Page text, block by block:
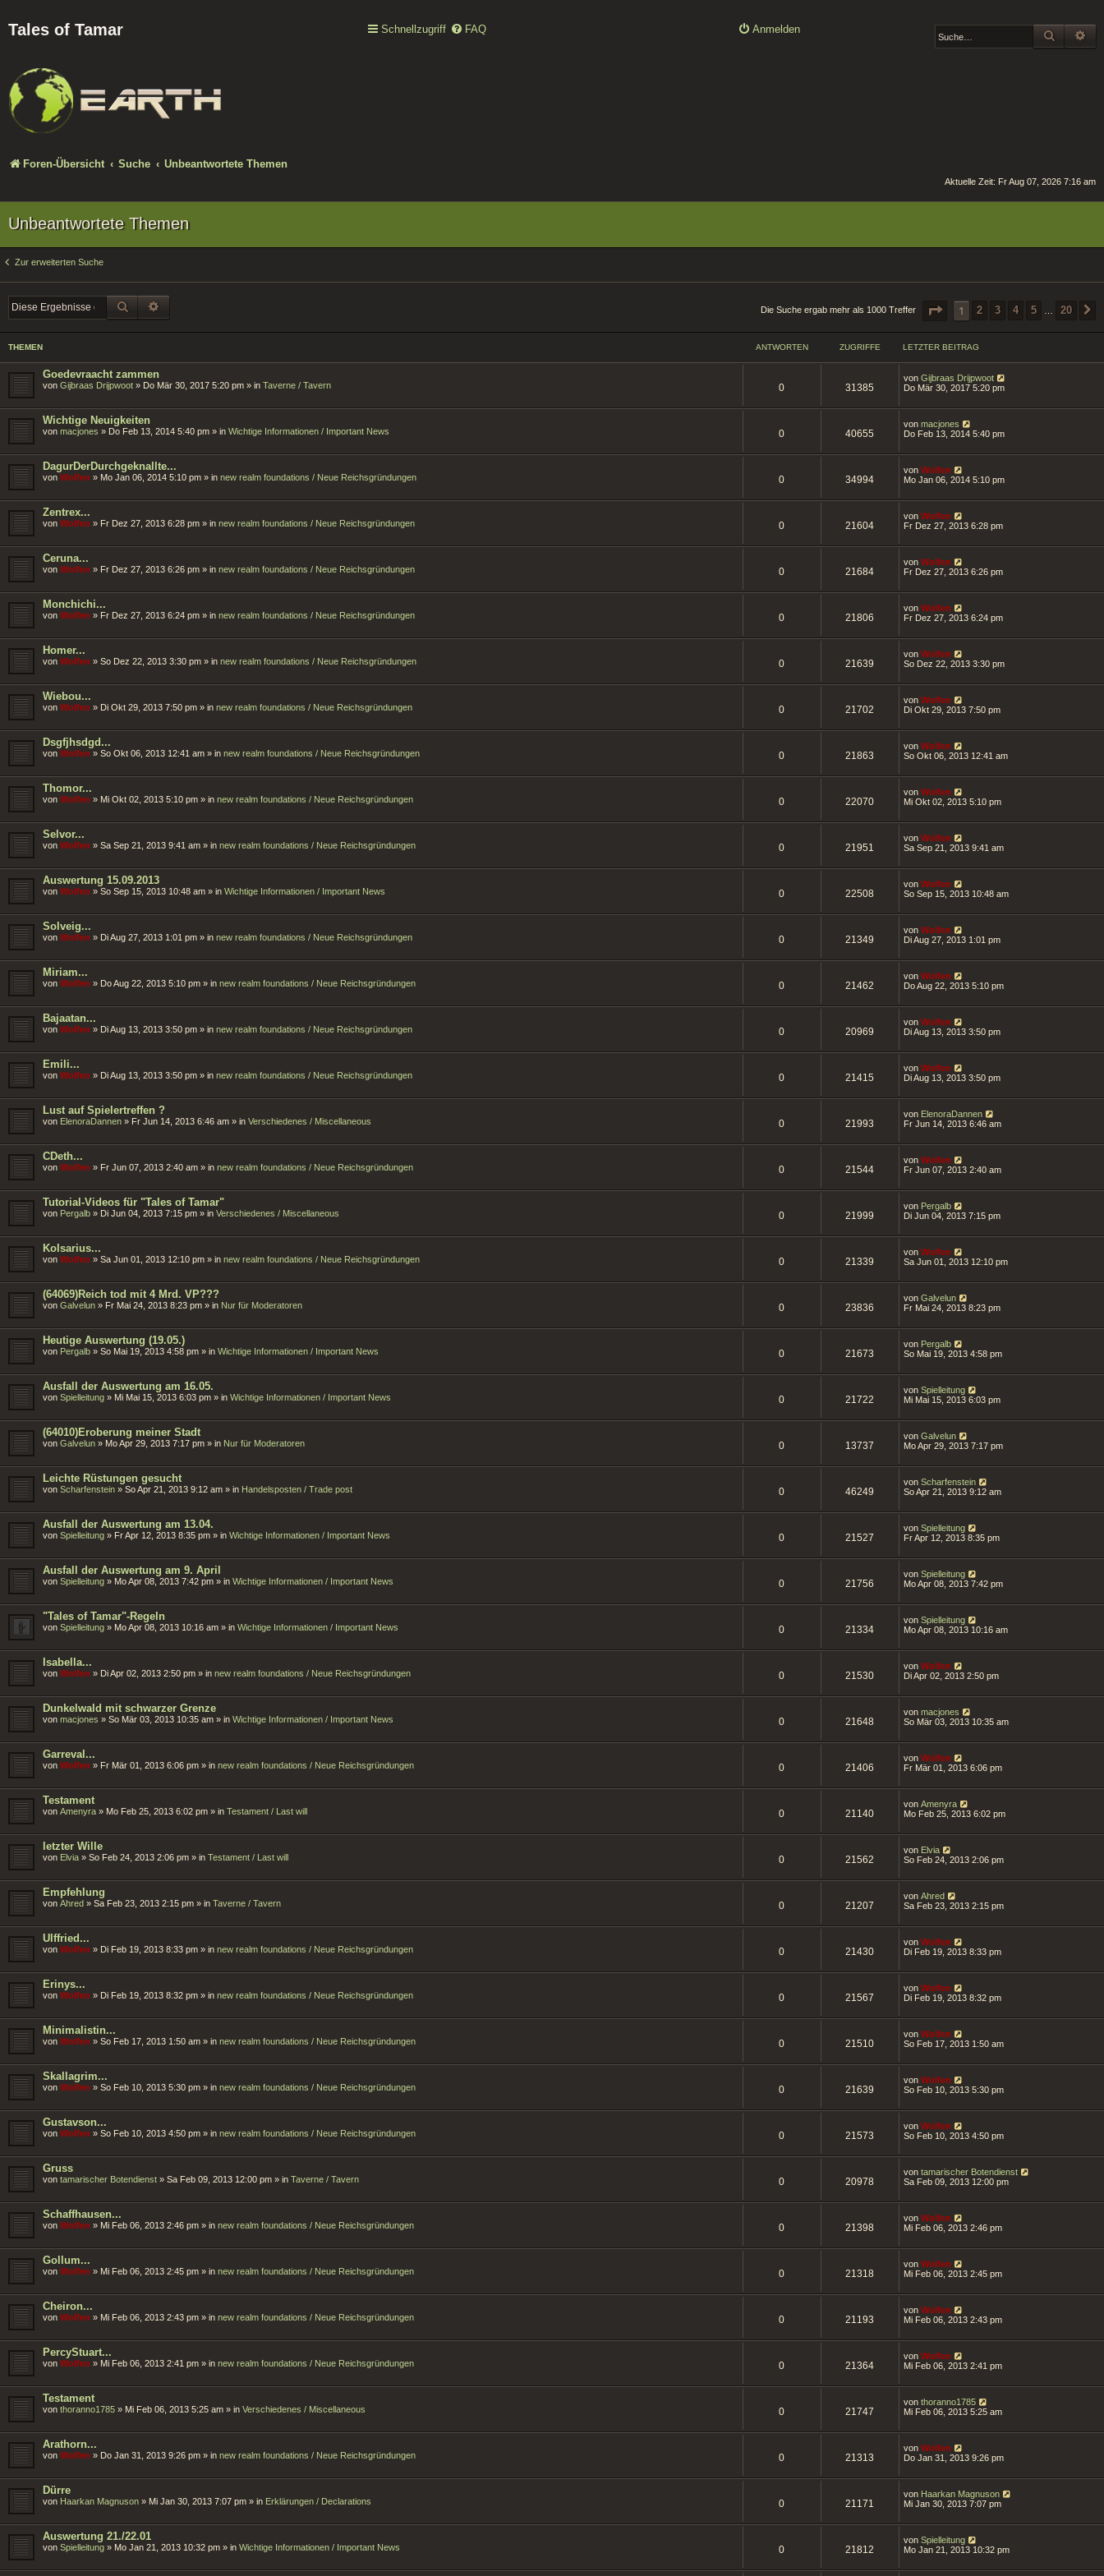
Tales of Tamar Schnellzugriff FAQ Anmelden SUCHE
Foren-Übersicht Suche Unbeantwortete Themen
Aktuelle Zeit: Fr Aug 07, 2026 7:16 am
Unbeantwortete Themen
Zur erweiterten Suche
SUCHE Die Suche ergab mehr als 1000 Treffer SEITE1 VON20
1 2 3 4 5 20
THEMEN ANTWORTEN ZUGRIFFE LETZTER BEITRAG
Goedevraacht zammen
von Gijbraas Drijpwoot » Do Mär 30, 2017 5:20 pm » in Taverne / Tavern 0 31385
von Gijbraas Drijpwoot
Do Mär 30, 2017 5:20 pm
Wichtige Neuigkeiten
von macjones » Do Feb 13, 2014 5:40 pm » in Wichtige Informationen / Important News 0 40655
von macjones
Do Feb 13, 2014 5:40 pm
DagurDerDurchgeknallte...
von Wolfen » Mo Jan 06, 2014 5:10 pm » in new realm foundations / Neue Reichsgründungen 0 34994
von Wolfen
Mo Jan 06, 2014 5:10 pm
Zentrex...
von Wolfen » Fr Dez 27, 2013 6:28 pm » in new realm foundations / Neue Reichsgründungen 0 21604
von Wolfen
Fr Dez 27, 2013 6:28 pm
Ceruna...
von Wolfen » Fr Dez 27, 2013 6:26 pm » in new realm foundations / Neue Reichsgründungen 0 21684
von Wolfen
Fr Dez 27, 2013 6:26 pm
Monchichi...
von Wolfen » Fr Dez 27, 2013 6:24 pm » in new realm foundations / Neue Reichsgründungen 0 21806
von Wolfen
Fr Dez 27, 2013 6:24 pm
Homer...
von Wolfen » So Dez 22, 2013 3:30 pm » in new realm foundations / Neue Reichsgründungen 0 21639
von Wolfen
So Dez 22, 2013 3:30 pm
Wiebou...
von Wolfen » Di Okt 29, 2013 7:50 pm » in new realm foundations / Neue Reichsgründungen 0 21702
von Wolfen
Di Okt 29, 2013 7:50 pm
Dsgfjhsdgd...
von Wolfen » So Okt 06, 2013 12:41 am » in new realm foundations / Neue Reichsgründungen 0 21863
von Wolfen
So Okt 06, 2013 12:41 am
Thomor...
von Wolfen » Mi Okt 02, 2013 5:10 pm » in new realm foundations / Neue Reichsgründungen 0 22070
von Wolfen
Mi Okt 02, 2013 5:10 pm
Selvor...
von Wolfen » Sa Sep 21, 2013 9:41 am » in new realm foundations / Neue Reichsgründungen 0 21951
von Wolfen
Sa Sep 21, 2013 9:41 am
Auswertung 15.09.2013
von Wolfen » So Sep 15, 2013 10:48 am » in Wichtige Informationen / Important News 0 22508
von Wolfen
So Sep 15, 2013 10:48 am
Solveig...
von Wolfen » Di Aug 27, 2013 1:01 pm » in new realm foundations / Neue Reichsgründungen 0 21349
von Wolfen
Di Aug 27, 2013 1:01 pm
Miriam...
von Wolfen » Do Aug 22, 2013 5:10 pm » in new realm foundations / Neue Reichsgründungen 0 21462
von Wolfen
Do Aug 22, 2013 5:10 pm
Bajaatan...
von Wolfen » Di Aug 13, 2013 3:50 pm » in new realm foundations / Neue Reichsgründungen 0 20969
von Wolfen
Di Aug 13, 2013 3:50 pm
Emili...
von Wolfen » Di Aug 13, 2013 3:50 pm » in new realm foundations / Neue Reichsgründungen 0 21415
von Wolfen
Di Aug 13, 2013 3:50 pm
Lust auf Spielertreffen ?
von ElenoraDannen » Fr Jun 14, 2013 6:46 am » in Verschiedenes / Miscellaneous 0 21993
von ElenoraDannen
Fr Jun 14, 2013 6:46 am
CDeth...
von Wolfen » Fr Jun 07, 2013 2:40 am » in new realm foundations / Neue Reichsgründungen 0 21544
von Wolfen
Fr Jun 07, 2013 2:40 am
Tutorial-Videos für "Tales of Tamar"
von Pergalb » Di Jun 04, 2013 7:15 pm » in Verschiedenes / Miscellaneous 0 21999
von Pergalb
Di Jun 04, 2013 7:15 pm
Kolsarius...
von Wolfen » Sa Jun 01, 2013 12:10 pm » in new realm foundations / Neue Reichsgründungen 0 21339
von Wolfen
Sa Jun 01, 2013 12:10 pm
(64069)Reich tod mit 4 Mrd. VP???
von Galvelun » Fr Mai 24, 2013 8:23 pm » in Nur für Moderatoren 0 23836
von Galvelun
Fr Mai 24, 2013 8:23 pm
Heutige Auswertung (19.05.)
von Pergalb » So Mai 19, 2013 4:58 pm » in Wichtige Informationen / Important News 0 21673
von Pergalb
So Mai 19, 2013 4:58 pm
Ausfall der Auswertung am 16.05.
von Spielleitung » Mi Mai 15, 2013 6:03 pm » in Wichtige Informationen / Important News 0 21722
von Spielleitung
Mi Mai 15, 2013 6:03 pm
(64010)Eroberung meiner Stadt
von Galvelun » Mo Apr 29, 2013 7:17 pm » in Nur für Moderatoren 0 13737
von Galvelun
Mo Apr 29, 2013 7:17 pm
Leichte Rüstungen gesucht
von Scharfenstein » So Apr 21, 2013 9:12 am » in Handelsposten / Trade post 0 46249
von Scharfenstein
So Apr 21, 2013 9:12 am
Ausfall der Auswertung am 13.04.
von Spielleitung » Fr Apr 12, 2013 8:35 pm » in Wichtige Informationen / Important News 0 21527
von Spielleitung
Fr Apr 12, 2013 8:35 pm
Ausfall der Auswertung am 9. April
von Spielleitung » Mo Apr 08, 2013 7:42 pm » in Wichtige Informationen / Important News 0 21756
von Spielleitung
Mo Apr 08, 2013 7:42 pm
"Tales of Tamar"-Regeln
von Spielleitung » Mo Apr 08, 2013 10:16 am » in Wichtige Informationen / Important News 0 21334
von Spielleitung
Mo Apr 08, 2013 10:16 am
Isabella...
von Wolfen » Di Apr 02, 2013 2:50 pm » in new realm foundations / Neue Reichsgründungen 0 21530
von Wolfen
Di Apr 02, 2013 2:50 pm
Dunkelwald mit schwarzer Grenze
von macjones » So Mär 03, 2013 10:35 am » in Wichtige Informationen / Important News 0 21648
von macjones
So Mär 03, 2013 10:35 am
Garreval...
von Wolfen » Fr Mär 01, 2013 6:06 pm » in new realm foundations / Neue Reichsgründungen 0 21406
von Wolfen
Fr Mär 01, 2013 6:06 pm
Testament
von Amenyra » Mo Feb 25, 2013 6:02 pm » in Testament / Last will 0 21140
von Amenyra
Mo Feb 25, 2013 6:02 pm
letzter Wille
von Elvia » So Feb 24, 2013 2:06 pm » in Testament / Last will 0 21562
von Elvia
So Feb 24, 2013 2:06 pm
Empfehlung
von Ahred » Sa Feb 23, 2013 2:15 pm » in Taverne / Tavern 0 21207
von Ahred
Sa Feb 23, 2013 2:15 pm
Ulffried...
von Wolfen » Di Feb 19, 2013 8:33 pm » in new realm foundations / Neue Reichsgründungen 0 21430
von Wolfen
Di Feb 19, 2013 8:33 pm
Erinys...
von Wolfen » Di Feb 19, 2013 8:32 pm » in new realm foundations / Neue Reichsgründungen 0 21567
von Wolfen
Di Feb 19, 2013 8:32 pm
Minimalistin...
von Wolfen » So Feb 17, 2013 1:50 am » in new realm foundations / Neue Reichsgründungen 0 21510
von Wolfen
So Feb 17, 2013 1:50 am
Skallagrim...
von Wolfen » So Feb 10, 2013 5:30 pm » in new realm foundations / Neue Reichsgründungen 0 21639
von Wolfen
So Feb 10, 2013 5:30 pm
Gustavson...
von Wolfen » So Feb 10, 2013 4:50 pm » in new realm foundations / Neue Reichsgründungen 0 21573
von Wolfen
So Feb 10, 2013 4:50 pm
Gruss
von tamarischer Botendienst » Sa Feb 09, 2013 12:00 pm » in Taverne / Tavern 0 20978
von tamarischer Botendienst
Sa Feb 09, 2013 12:00 pm
Schaffhausen...
von Wolfen » Mi Feb 06, 2013 2:46 pm » in new realm foundations / Neue Reichsgründungen 0 21398
von Wolfen
Mi Feb 06, 2013 2:46 pm
Gollum...
von Wolfen » Mi Feb 06, 2013 2:45 pm » in new realm foundations / Neue Reichsgründungen 0 21318
von Wolfen
Mi Feb 06, 2013 2:45 pm
Cheiron...
von Wolfen » Mi Feb 06, 2013 2:43 pm » in new realm foundations / Neue Reichsgründungen 0 21193
von Wolfen
Mi Feb 06, 2013 2:43 pm
PercyStuart...
von Wolfen » Mi Feb 06, 2013 2:41 pm » in new realm foundations / Neue Reichsgründungen 0 21364
von Wolfen
Mi Feb 06, 2013 2:41 pm
Testament
von thoranno1785 » Mi Feb 06, 2013 5:25 am » in Verschiedenes / Miscellaneous 0 21747
von thoranno1785
Mi Feb 06, 2013 5:25 am
Arathorn...
von Wolfen » Do Jan 31, 2013 9:26 pm » in new realm foundations / Neue Reichsgründungen 0 21313
von Wolfen
Do Jan 31, 2013 9:26 pm
Dürre
von Haarkan Magnuson » Mi Jan 30, 2013 7:07 pm » in Erklärungen / Declarations 0 21171
von Haarkan Magnuson
Mi Jan 30, 2013 7:07 pm
Auswertung 21./22.01
von Spielleitung » Mo Jan 21, 2013 10:32 pm » in Wichtige Informationen / Important News 0 21812
von Spielleitung
Mo Jan 21, 2013 10:32 pm